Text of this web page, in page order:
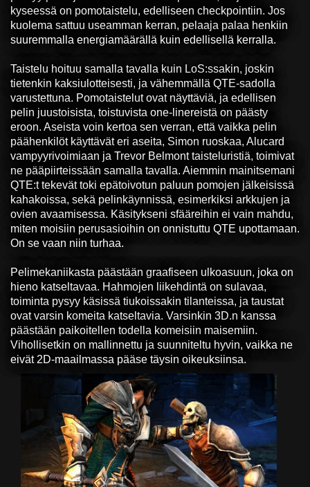
kyseessä on pomotaistelu, edelliseen checkpointiin. Jos
kuolema sattuu useamman kerran, pelaaja palaa henkiin
suuremmalla energiamäärällä kuin edellisellä kerralla.
Taistelu hoituu samalla tavalla kuin LoS:ssakin, joskin
tietenkin kaksiulotteisesti, ja vähemmällä QTE-sadolla
varustettuna. Pomotaistelut ovat näyttäviä, ja edellisen
pelin juustoisista, toistuvista one-linereistä on päästy
eroon. Aseista voin kertoa sen verran, että vaikka pelin
päähenkilöt käyttävät eri aseita, Simon ruoskaa, Alucard
vampyyrivoimiaan ja Trevor Belmont taisteluristiä, toimivat
ne pääpiirteissään samalla tavalla. Aiemmin mainitsemani
QTE:t tekevät toki epätoivotun paluun pomojen jälkeisissä
kahakoissa, sekä pelinkäynnissä, esimerkiksi arkkujen ja
ovien avaamisessa. Käsitykseni sfääreihin ei vain mahdu,
miten moisiin perusasioihin on onnistuttu QTE upottamaan.
On se vaan niin turhaa.
Pelimekaniikasta päästään graafiseen ulkoasuun, joka on
hieno katseltavaa. Hahmojen liikehdintä on sulavaa,
toiminta pysyy käsissä tiukoissakin tilanteissa, ja taustat
ovat varsin komeita katseltavia. Varsinkin 3D.n kanssa
päästään paikoitellen todella komeisiin maisemiin.
Vihollisetkin on mallinnettu ja suunniteltu hyvin, vaikka ne
eivät 2D-maailmassa pääse täysin oikeuksiinsa.